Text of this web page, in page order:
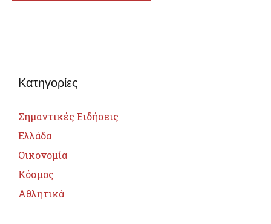
Κατηγορίες
Σημαντικές Ειδήσεις
Ελλάδα
Οικονομία
Κόσμος
Αθλητικά